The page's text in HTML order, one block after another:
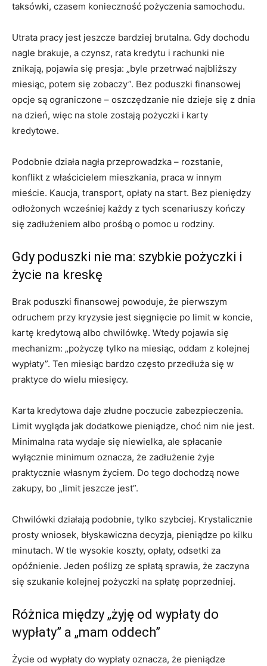
taksówki, czasem konieczność pożyczenia samochodu.
Utrata pracy jest jeszcze bardziej brutalna. Gdy dochodu
nagle brakuje, a czynsz, rata kredytu i rachunki nie
znikają, pojawia się presja: „byle przetrwać najbliższy
miesiąc, potem się zobaczy”. Bez poduszki finansowej
opcje są ograniczone – oszczędzanie nie dzieje się z dnia
na dzień, więc na stole zostają pożyczki i karty
kredytowe.
Podobnie działa nagła przeprowadzka – rozstanie,
konflikt z właścicielem mieszkania, praca w innym
mieście. Kaucja, transport, opłaty na start. Bez pieniędzy
odłożonych wcześniej każdy z tych scenariuszy kończy
się zadłużeniem albo prośbą o pomoc u rodziny.
Gdy poduszki nie ma: szybkie pożyczki i
życie na kreskę
Brak poduszki finansowej powoduje, że pierwszym
odruchem przy kryzysie jest sięgnięcie po limit w koncie,
kartę kredytową albo chwilówkę. Wtedy pojawia się
mechanizm: „pożyczę tylko na miesiąc, oddam z kolejnej
wypłaty”. Ten miesiąc bardzo często przedłuża się w
praktyce do wielu miesięcy.
Karta kredytowa daje złudne poczucie zabezpieczenia.
Limit wygląda jak dodatkowe pieniądze, choć nim nie jest.
Minimalna rata wydaje się niewielka, ale spłacanie
wyłącznie minimum oznacza, że zadłużenie żyje
praktycznie własnym życiem. Do tego dochodzą nowe
zakupy, bo „limit jeszcze jest”.
Chwilówki działają podobnie, tylko szybciej. Krystalicznie
prosty wniosek, błyskawiczna decyzja, pieniądze po kilku
minutach. W tle wysokie koszty, opłaty, odsetki za
opóźnienie. Jeden poślizg ze spłatą sprawia, że zaczyna
się szukanie kolejnej pożyczki na spłatę poprzedniej.
Różnica między „żyję od wypłaty do
wypłaty” a „mam oddech”
Życie od wypłaty do wypłaty oznacza, że pieniądze